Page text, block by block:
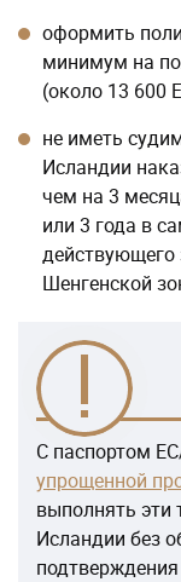
оформить
минимум на
(около 13 600
не иметь
Исландии
чем на 3
или 3 года в
действующего
Шенгенской
С паспортом
упрощенной
выполнять
Исландии без